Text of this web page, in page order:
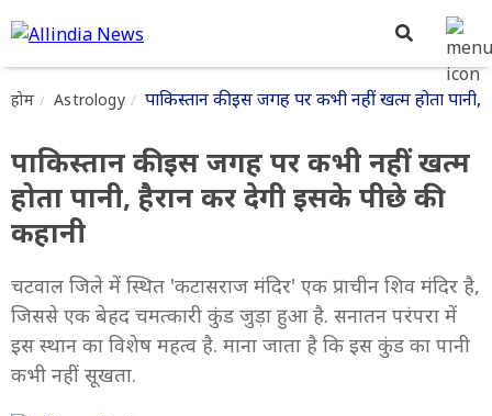
होम Astrology पाकिस्तान की इस जगह पर कभी नहीं खत्म होता
पाकिस्तान की इस जगह पर कभी नहीं खत्म
होता पानी, हैरान कर देगी इसके पीछे की
कहानी
चटवाल जिले में स्थित 'कटासराज मंदिर' एक प्राचीन शिव मंदिर है,
जिससे एक बेहद चमत्कारी कुंड जुड़ा हुआ है. सनातन परंपरा में
इस स्थान का विशेष महत्व है. माना जाता है कि इस कुंड का पानी
कभी नहीं सूखता.